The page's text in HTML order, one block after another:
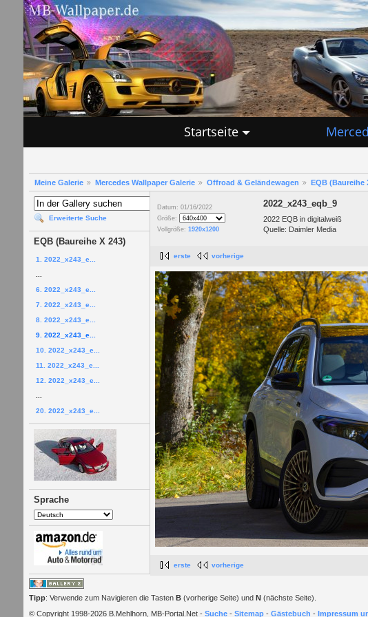
Startseite
Meine Galerie Mercedes Wallpaper Galerie Offroad & Geländewagen EQB (Baureihe
Erweiterte Suche
EQB (Baureihe X 243)
1. 2022_x243_e...
6. 2022_x243_e...
7. 2022_x243_e...
8. 2022_x243_e...
9. 2022_x243_e...
10. 2022_x243_e...
11. 2022_x243_e...
12. 2022_x243_e...
20. 2022_x243_e...
Sprache
Datum: 01/16/2022
Größe:
Vollgröße: 1920x1200
2022_x243_eqb_9
2022 EQB in digitalweiß
Quelle: Daimler Media
erste vorherige
erste vorherige
Tipp: Verwende zum Navigieren die Tasten B(vorherige Seite) und N(nächste Seite).
© Copyright 1998-2026 B.Mehlhorn, MB-Portal.Net - Suche- Sitemap- Gästebuch - Impressum